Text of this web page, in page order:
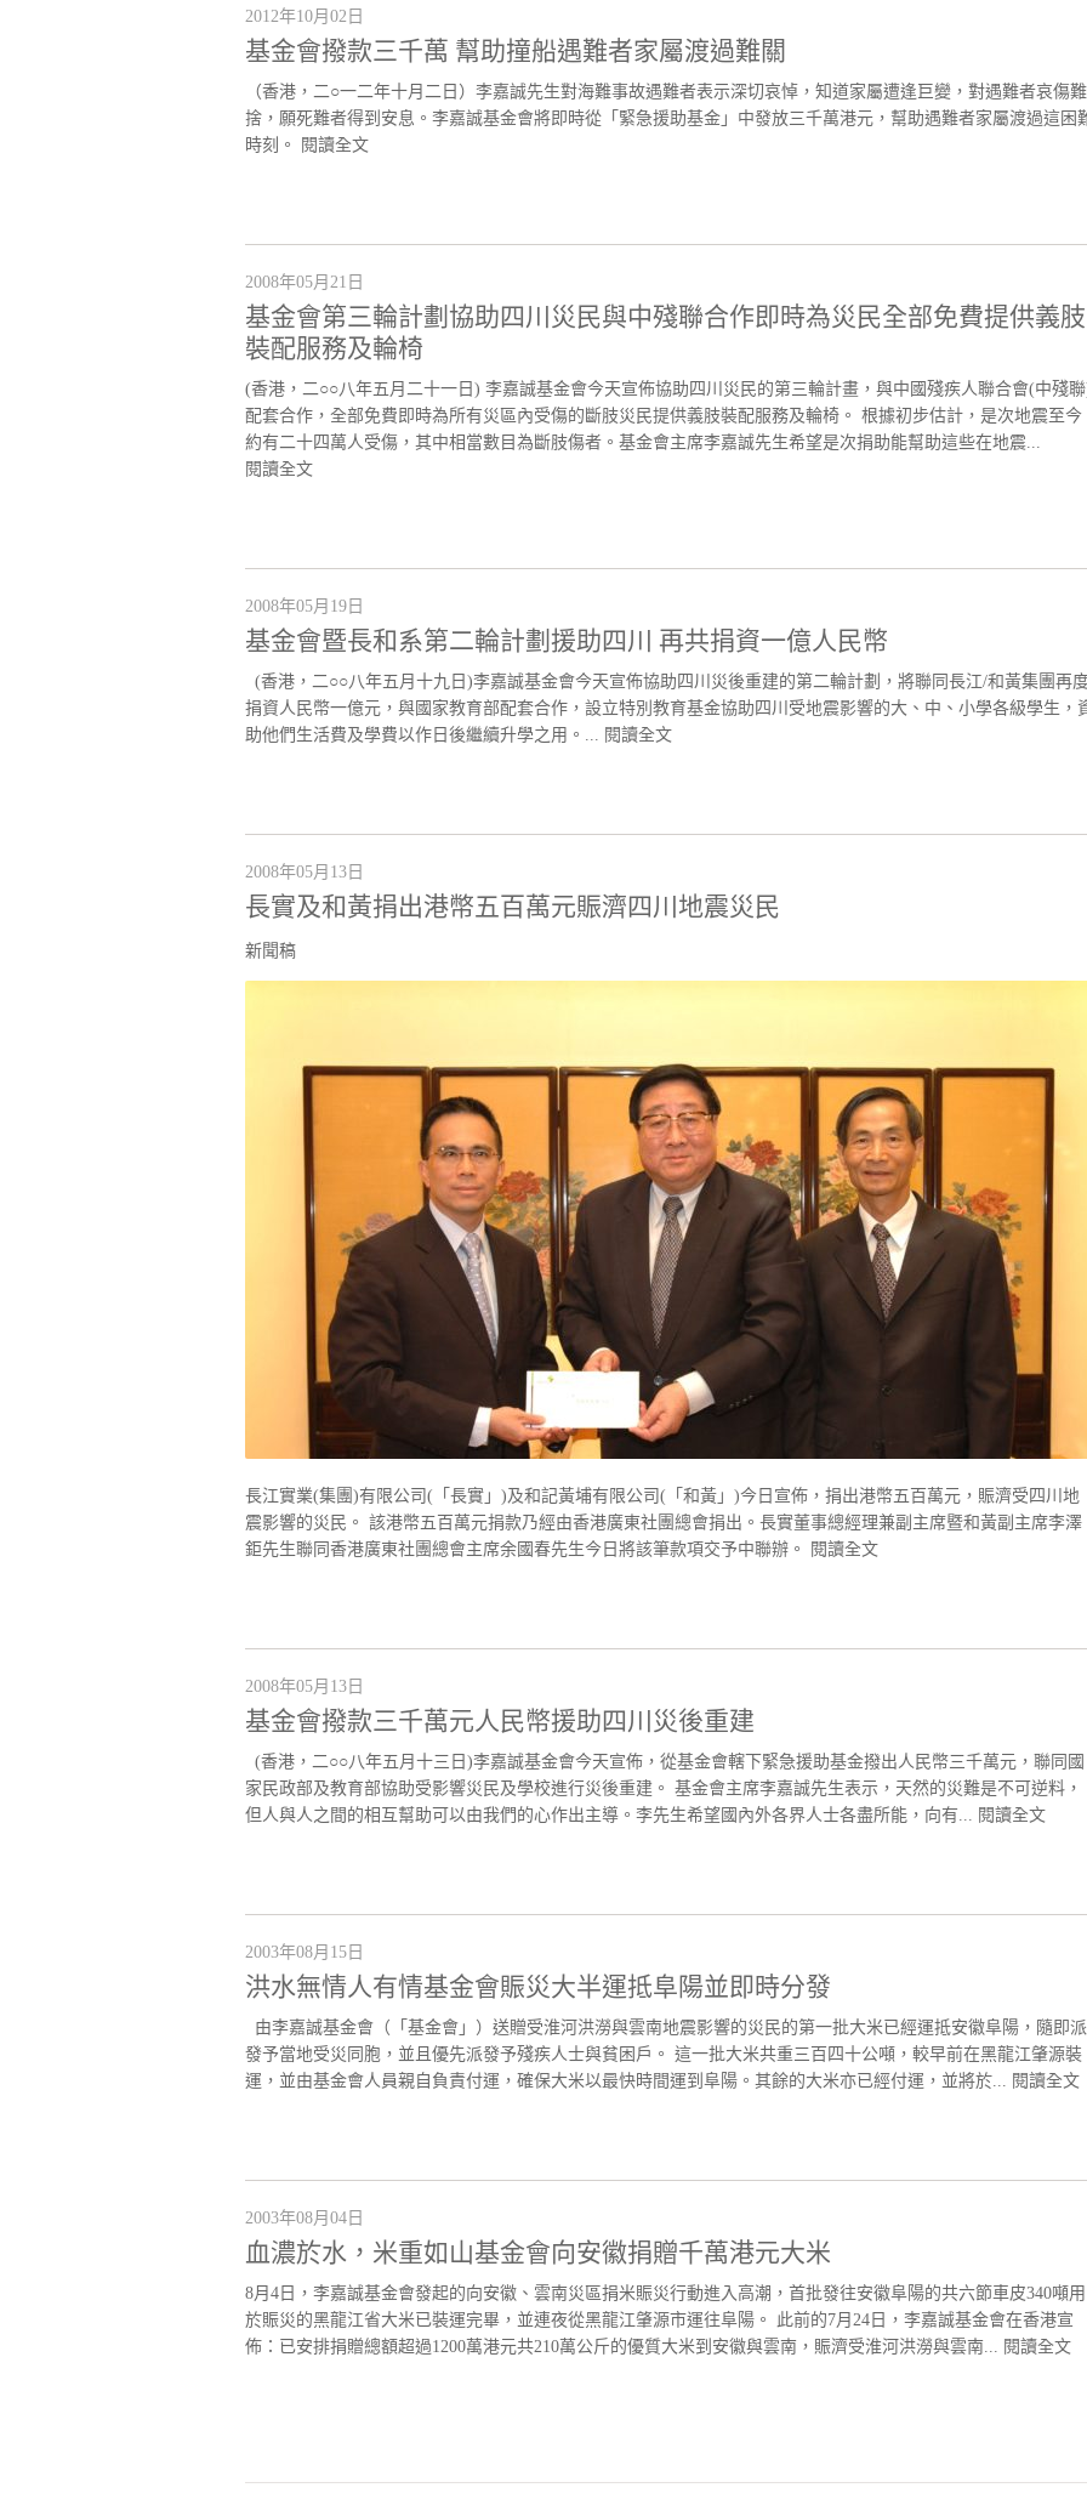
2012年10月02日
基金會撥款三千萬 幫助撞船遇難者家屬渡過難關
（香港，二○一二年十月二日）李嘉誠先生對海難事故遇難者表示深切哀悼，知道家屬遭逢巨變，對遇難者哀傷難
捨，願死難者得到安息。李嘉誠基金會將即時從「緊急援助基金」中發放三千萬港元，幫助遇難者家屬渡過這困
時刻。
閱讀全文
2008年05月21日
基金會第三輪計劃協助四川災民與中殘聯合作即時為災民全部免費提供義肢
裝配服務及輪椅
(香港，二○○八年五月二十一日) 李嘉誠基金會今天宣佈協助四川災民的第三輪計畫，與中國殘疾人聯合會(中殘
配套合作，全部免費即時為所有災區內受傷的斷肢災民提供義肢裝配服務及輪椅。 根據初步估計，是次地震至今
約有二十四萬人受傷，其中相當數目為斷肢傷者。基金會主席李嘉誠先生希望是次捐助能幫助這些在地震...
閱讀全文
2008年05月19日
基金會暨長和系第二輪計劃援助四川 再共捐資一億人民幣
(香港，二○○八年五月十九日)李嘉誠基金會今天宣佈協助四川災後重建的第二輪計劃，將聯同長江/和黃集團再
捐資人民幣一億元，與國家教育部配套合作，設立特別教育基金協助四川受地震影響的大、中、小學各級學生，
助他們生活費及學費以作日後繼續升學之用。... 閱讀全文
2008年05月13日
長實及和黃捐出港幣五百萬元賑濟四川地震災民
新聞稿
長江實業(集團)有限公司(「長實」)及和記黃埔有限公司(「和黃」)今日宣佈，捐出港幣五百萬元，賑濟受四川地
震影響的災民。 該港幣五百萬元捐款乃經由香港廣東社團總會捐出。長實董事總經理兼副主席暨和黃副主席李澤
鉅先生聯同香港廣東社團總會主席余國春先生今日將該筆款項交予中聯辦。
閱讀全文
2008年05月13日
基金會撥款三千萬元人民幣援助四川災後重建
(香港，二○○八年五月十三日)李嘉誠基金會今天宣佈，從基金會轄下緊急援助基金撥出人民幣三千萬元，聯同國
家民政部及教育部協助受影響災民及學校進行災後重建。 基金會主席李嘉誠先生表示，天然的災難是不可逆料，
但人與人之間的相互幫助可以由我們的心作出主導。李先生希望國內外各界人士各盡所能，向有... 閱讀全文
2003年08月15日
洪水無情人有情基金會賑災大半運抵阜陽並即時分發
由李嘉誠基金會（「基金會」）送贈受淮河洪澇與雲南地震影響的災民的第一批大米已經運抵安徽阜陽，隨即派
發予當地受災同胞，並且優先派發予殘疾人士與貧困戶。 這一批大米共重三百四十公噸，較早前在黑龍江肇源裝
運，並由基金會人員親自負責付運，確保大米以最快時間運到阜陽。其餘的大米亦已經付運，並將於... 閱讀全文
2003年08月04日
血濃於水，米重如山基金會向安徽捐贈千萬港元大米
8月4日，李嘉誠基金會發起的向安徽、雲南災區捐米賑災行動進入高潮，首批發往安徽阜陽的共六節車皮340噸用
於賑災的黑龍江省大米已裝運完畢，並連夜從黑龍江肇源市運往阜陽。 此前的7月24日，李嘉誠基金會在香港宣
佈：已安排捐贈總額超過1200萬港元共210萬公斤的優質大米到安徽與雲南，賑濟受淮河洪澇與雲南... 閱讀全文